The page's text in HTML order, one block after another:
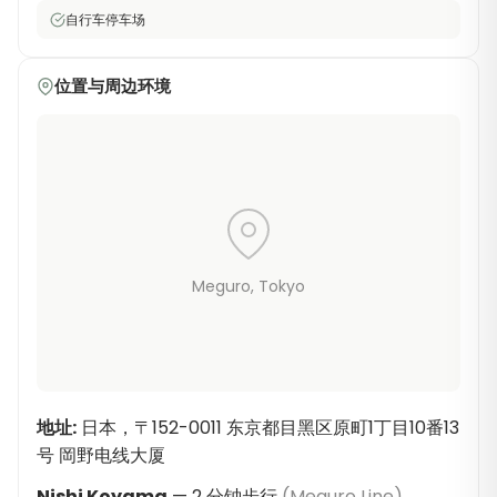
自行车停车场
位置与周边环境
Meguro, Tokyo
地址: 日本，〒152-0011 东京都目黑区原町1丁目10番13
号 岡野电线大厦